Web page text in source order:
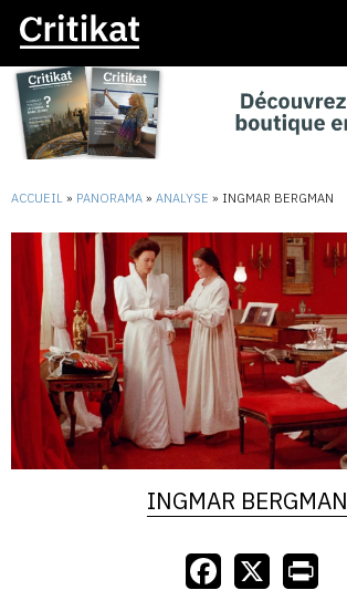
ACCUEIL » PANORAMA » ANALYSE » INGMAR BERGMAN
INGMAR BERGMAN